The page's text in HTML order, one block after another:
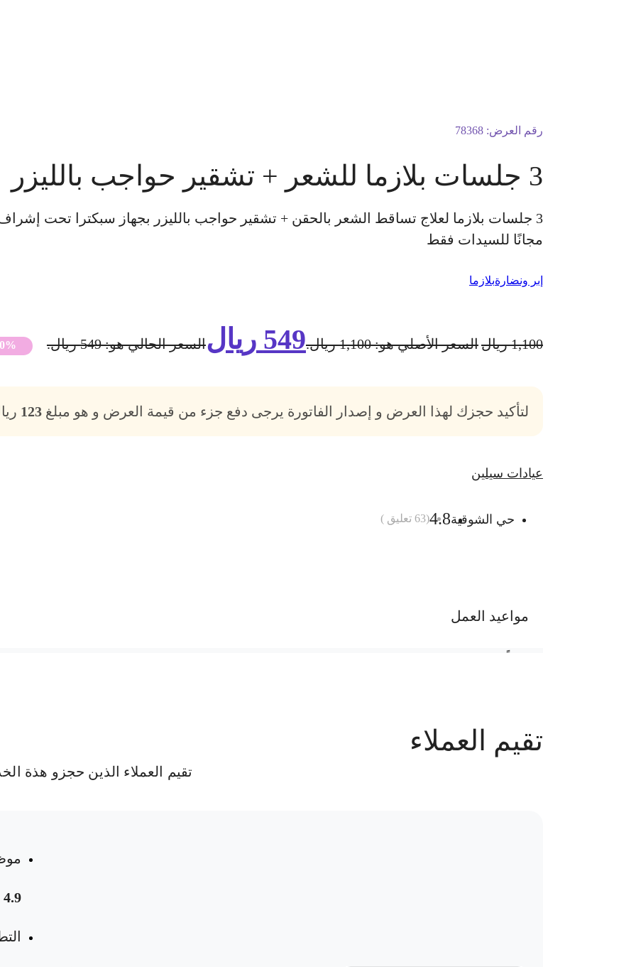
رقم العرض:78368
3 جلسات بلازما للشعر + تشقير حواجب بالليزر
مجانًا للسيدات فقط
إبر ونضارةبلازما
1,100 ريالالسعر الأصلي هو: 1,100 ريال. 549 ريالالسعر الحالي هو: 549 ريال.
لتأكيد حجزك لهذا العرض و إصدار الفاتورة يرجى دفع جزء من قيمة العرض و هو مبلغ123
عيادات سيلين
حي الشوقية4.8
(
63 تعليق )
مواعيد العمل
عدد الحجوزات
تقيم العملاء
تقيم العملاء الذين حجزو هذة
4.9